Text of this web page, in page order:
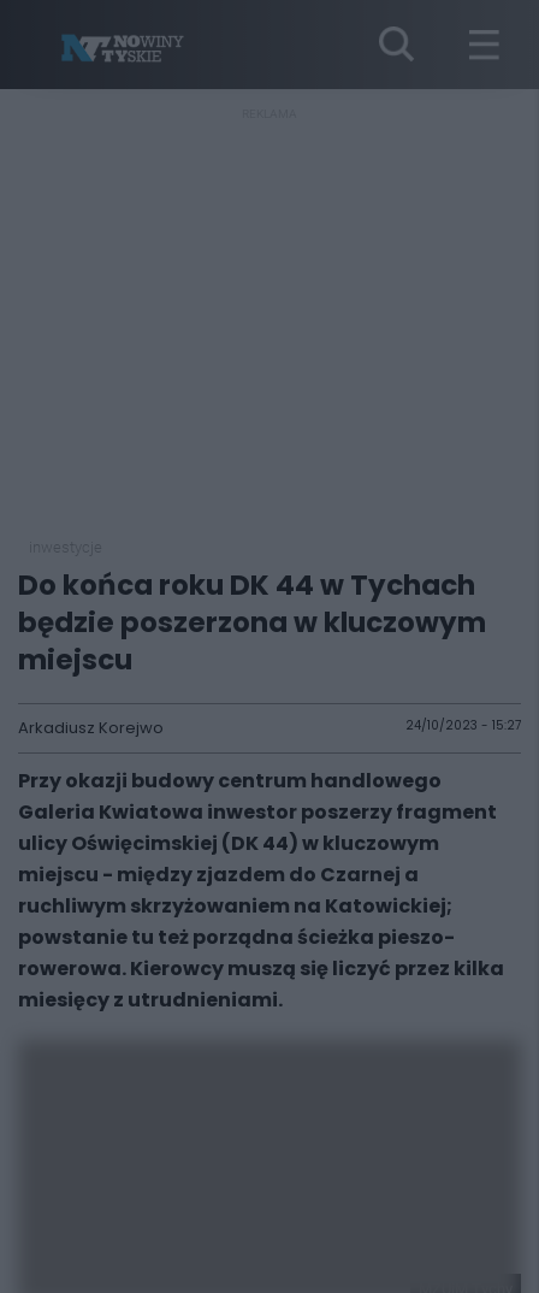
Do końca roku DK 44 w Tychach
będzie poszerzona w kluczowym
miejscu
Arkadiusz Korejwo 24/10/2023 - 15:27
Przy okazji budowy centrum handlowego
Galeria Kwiatowa inwestor poszerzy fragment
ulicy Oświęcimskiej (DK 44) w kluczowym
miejscu - między zjazdem do Czarnej a
ruchliwym skrzyżowaniem na Katowickiej;
powstanie tu też porządna ścieżka pieszo-
rowerowa. Kierowcy muszą się liczyć przez kilka
miesięcy z utrudnieniami.